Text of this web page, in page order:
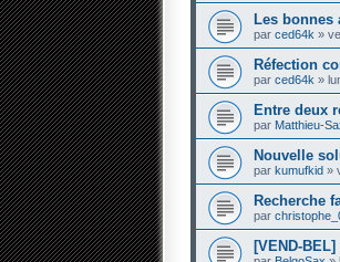
Les bonnes
par ced64k »
Réfection
par ced64k »
Entre deux
par Matthieu-
Nouvelle
par kumufkid »
Recherche
par
[VEND-BEL]